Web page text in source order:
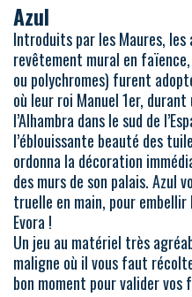
Azul
Introduits par les Maures, les
revêtement mural en
ou polychromes) furent
où leur roi Manuel 1er,
l’Alhambra dans le sud de
l’éblouissante beauté des
ordonna la décoration
des murs de son palais. Azul
truelle en main, pour embellir
Evora !
Un jeu au matériel très
maligne où il vous faut
bon moment pour valider